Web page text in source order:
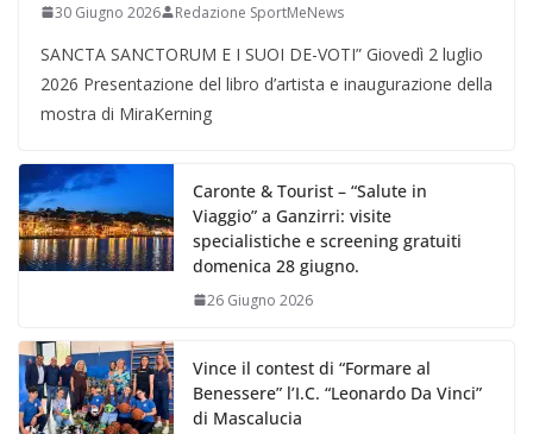
30 Giugno 2026 Redazione SportMeNews
SANCTA SANCTORUM E I SUOI DE-VOTI” Giovedì 2 luglio
2026 Presentazione del libro d’artista e inaugurazione della
mostra di MiraKerning
Caronte & Tourist – “Salute in
Viaggio” a Ganzirri: visite
specialistiche e screening gratuiti
domenica 28 giugno.
26 Giugno 2026
Vince il contest di “Formare al
Benessere” l’I.C. “Leonardo Da Vinci”
di Mascalucia